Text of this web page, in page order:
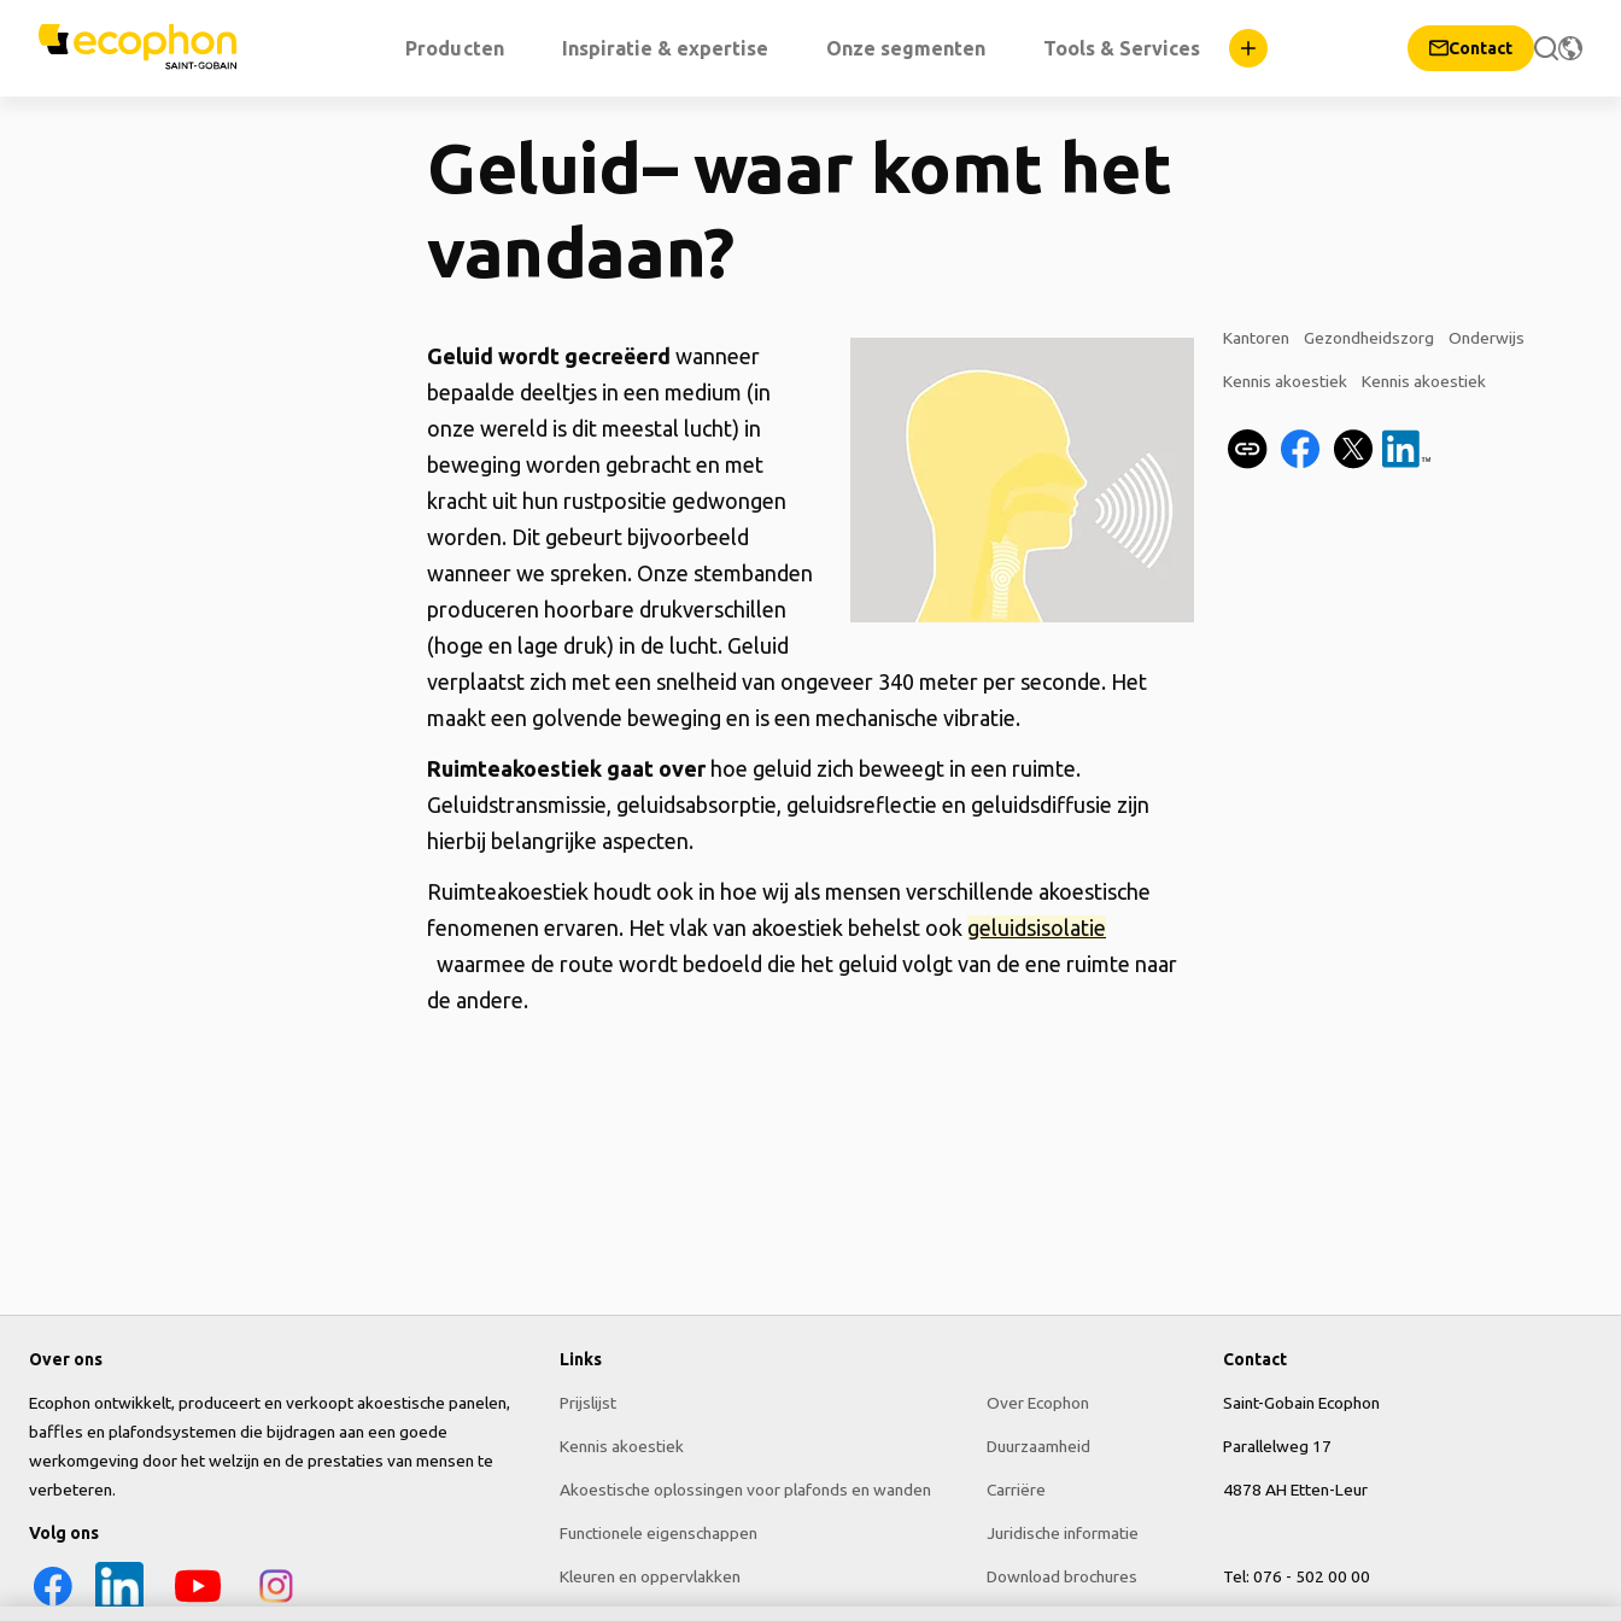
Producten Inspiratie & expertise Onze segmenten Tools & Services Contact
Geluid– waar komt het
vandaan?
Geluid wordt gecreëerd wanneer
bepaalde deeltjes in een medium (in
onze wereld is dit meestal lucht) in
beweging worden gebracht en met
kracht uit hun rustpositie gedwongen
worden. Dit gebeurt bijvoorbeeld
wanneer we spreken. Onze stembanden
produceren hoorbare drukverschillen
(hoge en lage druk) in de lucht. Geluid
verplaatst zich met een snelheid van ongeveer 340 meter per seconde. Het
maakt een golvende beweging en is een mechanische vibratie.
Ruimteakoestiek gaat over hoe geluid zich beweegt in een ruimte.
Geluidstransmissie, geluidsabsorptie, geluidsreflectie en geluidsdiffusie zijn
hierbij belangrijke aspecten.
Ruimteakoestiek houdt ook in hoe wij als mensen verschillende akoestische
fenomenen ervaren. Het vlak van akoestiek behelst ook geluidsisolatie
waarmee de route wordt bedoeld die het geluid volgt van de ene ruimte naar
de andere.
Kantoren Gezondheidszorg Onderwijs
Kennis akoestiek Kennis akoestiek
Over ons
Ecophon ontwikkelt, produceert en verkoopt akoestische panelen,
baffles en plafondsystemen die bijdragen aan een goede
werkomgeving door het welzijn en de prestaties van mensen te
verbeteren.
Volg ons
Links
Prijslijst
Kennis akoestiek
Akoestische oplossingen voor plafonds en wanden
Functionele eigenschappen
Kleuren en oppervlakken
Over Ecophon
Duurzaamheid
Carriëre
Juridische informatie
Download brochures
Contact
Saint-Gobain Ecophon
Parallelweg 17
4878 AH Etten-Leur
Tel: 076 - 502 00 00